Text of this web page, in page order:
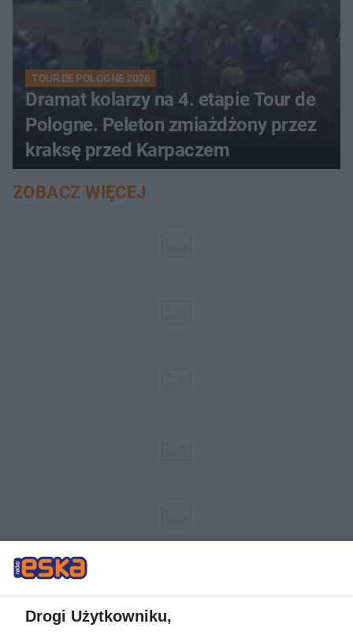
TOUR DE POLOGNE 2026
Dramat kolarzy na 4. etapie Tour de
Pologne. Peleton zmiażdżony przez
kraksę przed Karpaczem
ZOBACZ WIĘCEJ
Drogi Użytkowniku,